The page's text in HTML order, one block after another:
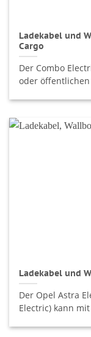
Ladekabel und
Cargo
Der Combo
oder öffentlichen
Ladekabel und
Der Opel Astra
Electric) kann